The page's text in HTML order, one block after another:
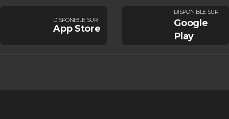
DISPONIBLE SUR
App Store
DISPONIBLE SUR
Google
Play